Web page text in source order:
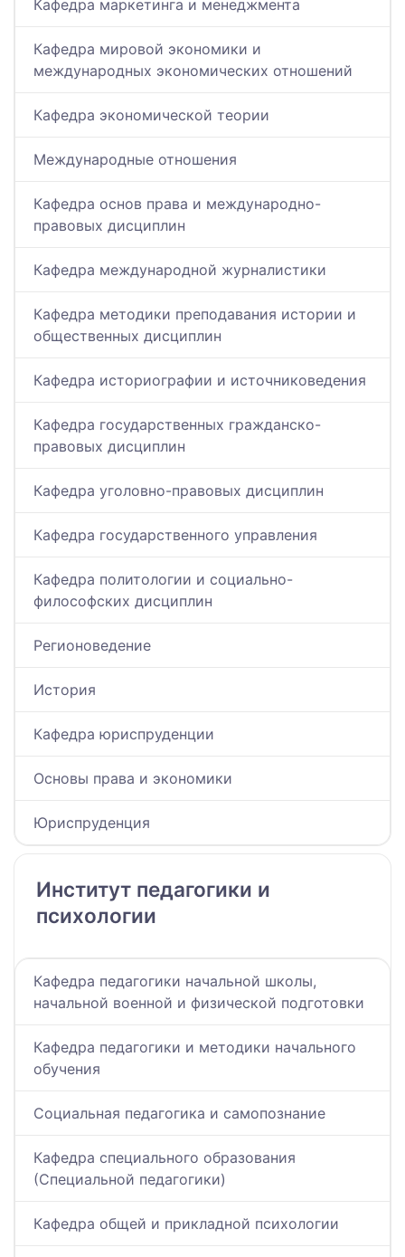
Кафедра маркетинга и менеджмента
Кафедра мировой экономики и
международных экономических отношений
Кафедра экономической теории
Международные отношения
Кафедра основ права и международно-
правовых дисциплин
Кафедра международной журналистики
Кафедра методики преподавания истории и
общественных дисциплин
Кафедра историографии и источниковедения
Кафедра государственных гражданско-
правовых дисциплин
Кафедра уголовно-правовых дисциплин
Кафедра государственного управления
Кафедра политологии и социально-
философских дисциплин
Регионоведение
История
Кафедра юриспруденции
Основы права и экономики
Юриспруденция
Институт педагогики и
психологии
Кафедра педагогики начальной школы,
начальной военной и физической подготовки
Кафедра педагогики и методики начального
обучения
Социальная педагогика и самопознание
Кафедра специального образования
(Специальной педагогики)
Кафедра общей и прикладной психологии